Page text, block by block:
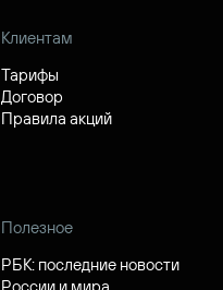
Клиентам
Тарифы
Договор
Правила акций
Полезное
РБК: последние новости